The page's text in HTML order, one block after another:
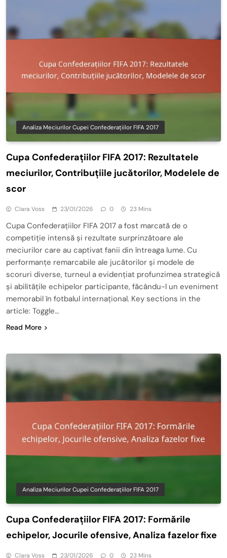
Analiza Meciurilor Cupei Confederațiilor FIFA 2017
Cupa Confederațiilor FIFA 2017: Rezultatele
meciurilor, Contribuțiile jucătorilor, Modelele de
scor
Clara Voss 23/01/2026 0 23 Mins
Cupa Confederațiilor FIFA 2017 a fost marcată de o
competiție intensă și rezultate surprinzătoare ale
meciurilor care au captivat fanii din întreaga lume. Cu
performanțe remarcabile ale jucătorilor și modele de
scoruri diverse, turneul a evidențiat profunzimea strategică
și abilitățile echipelor participante, făcându-l un eveniment
memorabil în fotbalul internațional. Key sections in the
article: Toggle…
Read More
Analiza Meciurilor Cupei Confederațiilor FIFA 2017
Cupa Confederațiilor FIFA 2017: Formările
echipelor, Jocurile ofensive, Analiza fazelor fixe
Clara Voss 23/01/2026 0 23 Mins